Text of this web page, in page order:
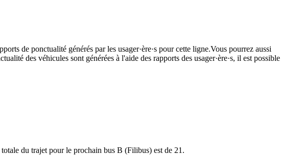
de ponctualité générés par les usager·ère·s pour cette ligne.Vous pourrez aussi
des véhicules sont générées à l'aide des rapports des usager·ère·s, il est possible
du trajet pour le prochain bus B (Filibus) est de 21.